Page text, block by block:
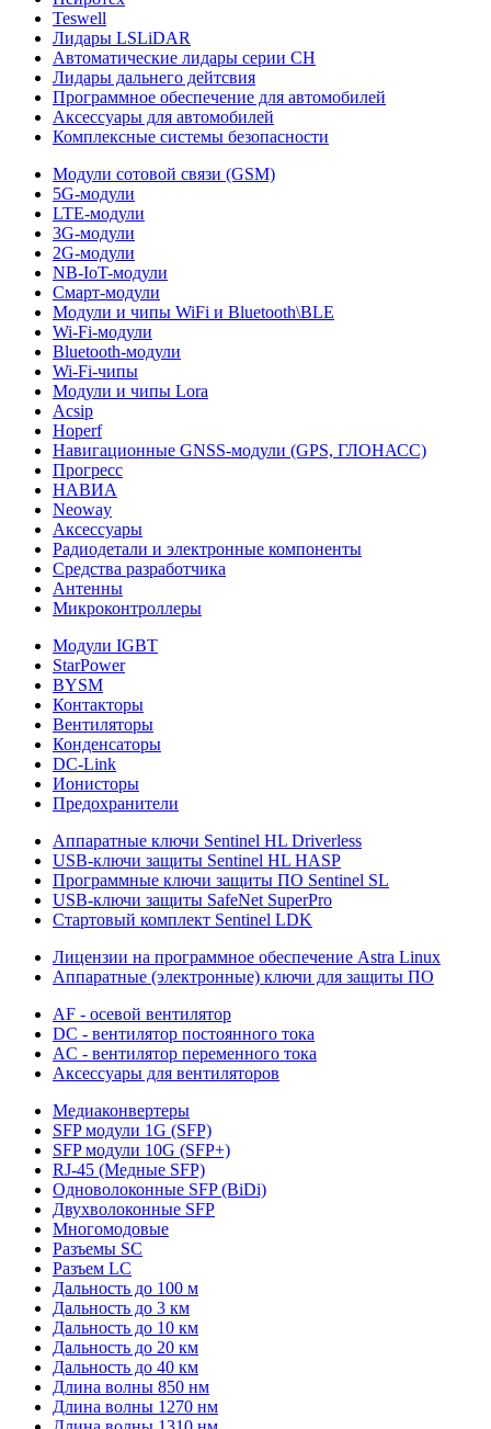
Teswell
Лидары LSLiDAR
Автоматические лидары серии CH
Лидары дальнего дейтсвия
Программное обеспечение для автомобилей
Аксессуары для автомобилей
Комплексные системы безопасности
Модули сотовой связи (GSM)
5G-модули
LTE-модули
3G-модули
2G-модули
NB-IoT-модули
Смарт-модули
Модули и чипы WiFi и Bluetooth\BLE
Wi-Fi-модули
Bluetooth-модули
Wi-Fi-чипы
Модули и чипы Lora
Acsip
Hoperf
Навигационные GNSS-модули (GPS, ГЛОНАСС)
Прогресс
НАВИА
Neoway
Аксессуары
Радиодетали и электронные компоненты
Средства разработчика
Антенны
Микроконтроллеры
Модули IGBT
StarPower
BYSM
Контакторы
Вентиляторы
Конденсаторы
DC-Link
Ионисторы
Предохранители
Аппаратные ключи Sentinel HL Driverless
USB-ключи защиты Sentinel HL HASP
Программные ключи защиты ПО Sentinel SL
USB-ключи защиты SafeNet SuperPro
Стартовый комплект Sentinel LDK
Лицензии на программное обеспечение Astra Linux
Аппаратные (электронные) ключи для защиты ПО
AF - осевой вентилятор
DC - вентилятор постоянного тока
AC - вентилятор переменного тока
Аксессуары для вентиляторов
Медиаконвертеры
SFP модули 1G (SFP)
SFP модули 10G (SFP+)
RJ-45 (Медные SFP)
Одноволоконные SFP (BiDi)
Двухволоконные SFP
Многомодовые
Разъемы SC
Разъем LC
Дальность до 100 м
Дальность до 3 км
Дальность до 10 км
Дальность до 20 км
Дальность до 40 км
Длина волны 850 нм
Длина волны 1270 нм